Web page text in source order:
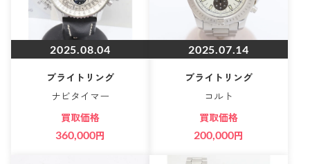
2025.08.04
ブライトリング
ナビタイマー
買取価格
360,000円
2025.07.14
ブライトリング
コルト
買取価格
200,000円